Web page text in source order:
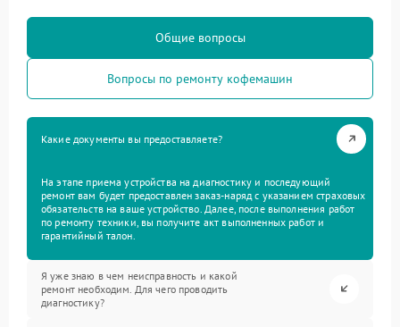
Общие вопросы
Вопросы по ремонту кофемашин
Какие документы вы предоставляете?
На этапе приема устройства на диагностику и последующий
ремонт вам будет предоставлен заказ-наряд с указанием страховых
обязательств на ваше устройство. Далее, после выполнения работ
по ремонту техники, вы получите акт выполненных работ и
гарантийный талон.
Я уже знаю в чем неисправность и какой
ремонт необходим. Для чего проводить
диагностику?